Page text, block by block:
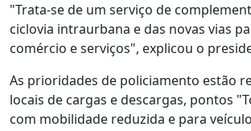
"Trata-se de um serviço de
ciclovia intraurbana e das novas vias
comércio e serviços", explicou o
As prioridades de policiamento estão
locais de cargas e descargas, pontos
com mobilidade reduzida e para